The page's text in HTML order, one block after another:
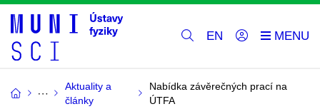
EN
Aktuality a
články
Nabídka závěrečných prací na
ÚTFA